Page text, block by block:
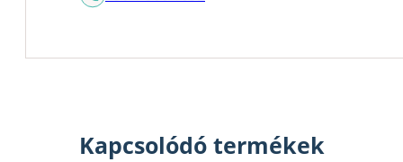
Kapcsolódó termékek